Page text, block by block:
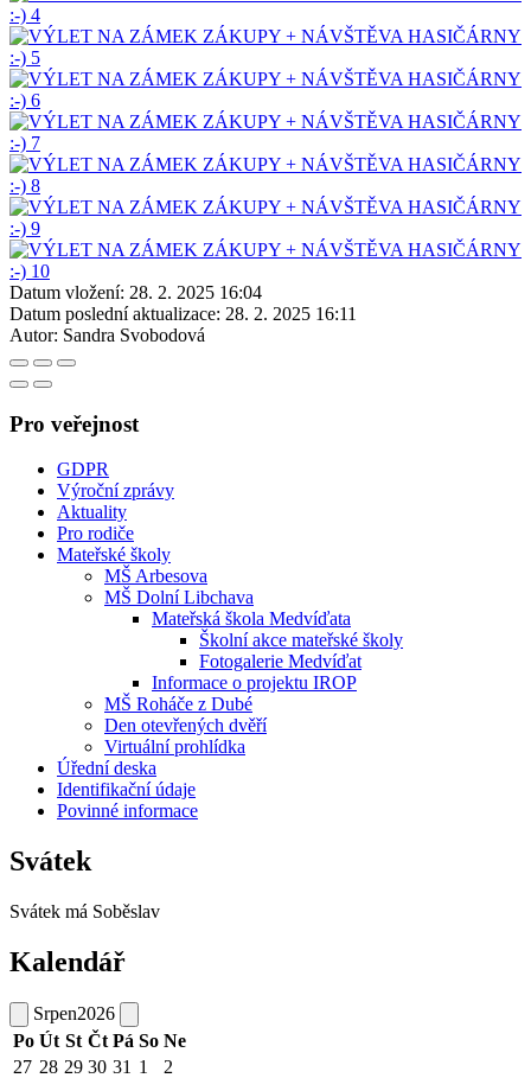
Datum vložení: 28. 2. 2025 16:04
Datum poslední aktualizace: 28. 2. 2025 16:11
Autor: Sandra Svobodová
Pro veřejnost
GDPR
Výroční zprávy
Aktuality
Pro rodiče
Mateřské školy
MŠ Arbesova
MŠ Dolní Libchava
Mateřská škola Medvíďata
Školní akce mateřské školy
Fotogalerie Medvíďat
Informace o projektu IROP
MŠ Roháče z Dubé
Den otevřených dvěří
Virtuální prohlídka
Úřední deska
Identifikační údaje
Povinné informace
Svátek
Svátek má Soběslav
Kalendář
Srpen2026
Po Út St Čt Pá So Ne
27 28 29 30 31 1
2